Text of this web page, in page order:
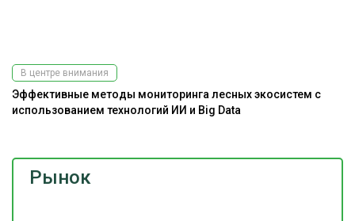
Рынок
В центре внимания
Эффективные методы мониторинга лесных экосистем с
использованием технологий ИИ и Big Data